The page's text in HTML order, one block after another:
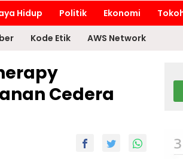
Hidup Politik Ekonomi
Kode Etik AWS Network
Cedera